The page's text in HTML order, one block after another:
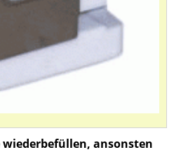
ansonsten